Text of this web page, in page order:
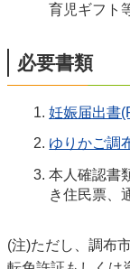
育児ギフト
必要書類
妊娠届出書
ゆりかご調
本人確認書
き住民票、
(注)ただし、調布